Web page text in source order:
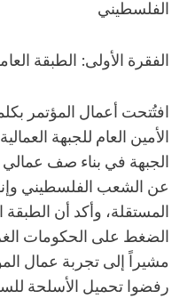
الفلسطيني
الفقرة الأولى: الطبقة
افتُتحت أعمال المؤتمر
الأمين العام للجبهة
الجبهة في بناء صف
عن الشعب الفلسطيني
المستقلة، وأكد أن
الضغط على الحكومات
رفضوا تحميل الأسلحة